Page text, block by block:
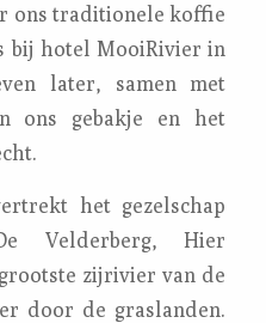
ons traditionele koffie
bij hotel MooiRivier in
later, samen met
ons gebakje en het
het gezelschap
Velderberg, Hier
zijrivier van de
door de graslanden.